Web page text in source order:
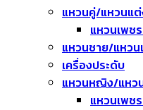
แหวนคู่/แหวนแต่
แหวนเพช
แหวนชาย/แหวน
เครื่องประดับ
แหวนหญิง/แหว
แหวนเพช